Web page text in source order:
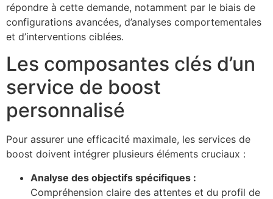
répondre à cette demande, notamment par le biais de
configurations avancées, d’analyses comportementales
et d’interventions ciblées.
Les composantes clés d’un
service de boost
personnalisé
Pour assurer une efficacité maximale, les services de
boost doivent intégrer plusieurs éléments cruciaux :
Analyse des objectifs spécifiques :
Compréhension claire des attentes et du profil de